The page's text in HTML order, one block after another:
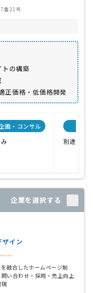
番21号
トの構築
正価格・低価格開発
画・コンサル
別途料金
企業を選択する
イン
-----
融合したホームページ制
い合わせ・採用・売上向上
現